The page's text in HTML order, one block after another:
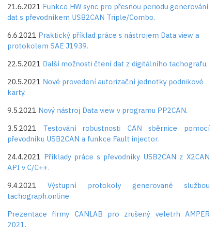
21.6.2021 Funkce HW sync pro přesnou periodu generování
dat s převodníkem USB2CAN Triple/Combo.
6.6.2021 Praktický příklad práce s nástrojem Data view a
protokolem SAE J1939.
22.5.2021 Další možnosti čtení dat z digitálního tachografu.
20.5.2021 Nové provedení autorizační jednotky podnikové
karty.
9.5.2021 Nový nástroj Data view v programu PP2CAN.
3.5.2021 Testování robustnosti CAN sběrnice pomocí
převodníku USB2CAN a funkce Fault injector.
24.4.2021 Příklady práce s převodníky USB2CAN z X2CAN
API v C/C++.
9.4.2021 Výstupní protokoly generované službou
tachograph.online.
Prezentace firmy CANLAB pro zrušený veletrh AMPER
2021.